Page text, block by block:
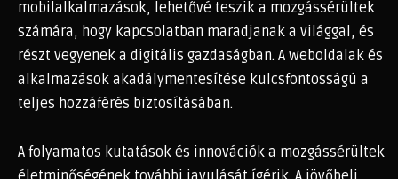
mobilalkalmazások, lehetővé teszik a mozgássérültek
számára, hogy kapcsolatban maradjanak a világgal, és
részt vegyenek a digitális gazdaságban. A weboldalak és
alkalmazások akadálymentesítése kulcsfontosságú a
teljes hozzáférés biztosításában.
A folyamatos kutatások és innovációk a mozgássérültek